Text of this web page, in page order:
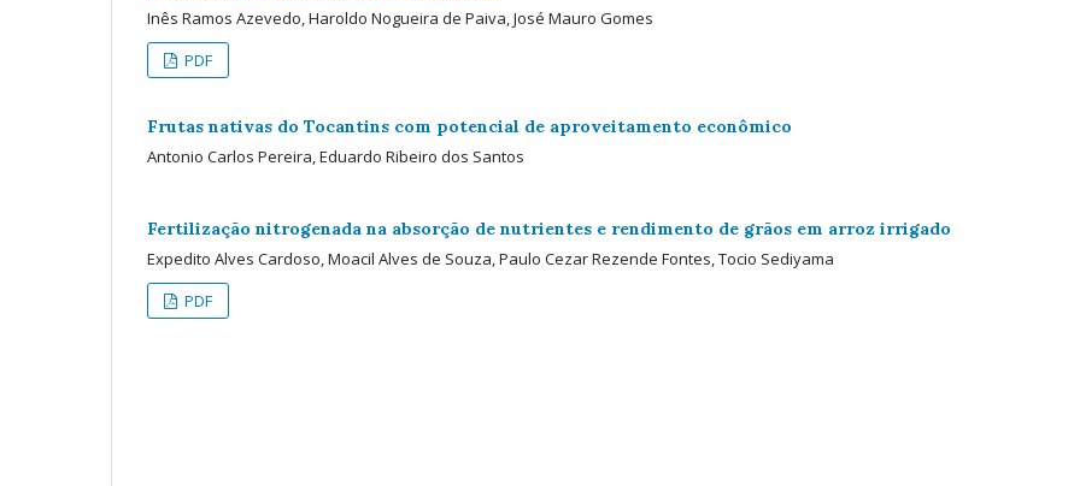
Inês Ramos Azevedo, Haroldo Nogueira de Paiva, José Mauro Gomes
PDF
Frutas nativas do Tocantins com potencial de aproveitamento econômico
Antonio Carlos Pereira, Eduardo Ribeiro dos Santos
Fertilização nitrogenada na absorção de nutrientes e rendimento de grãos em arroz irrigado
Expedito Alves Cardoso, Moacil Alves de Souza, Paulo Cezar Rezende Fontes, Tocio Sediyama
PDF